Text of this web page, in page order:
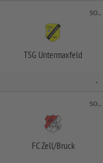
SO..
TSG Untermaxfeld
-
SO..
FC Zell/Bruck